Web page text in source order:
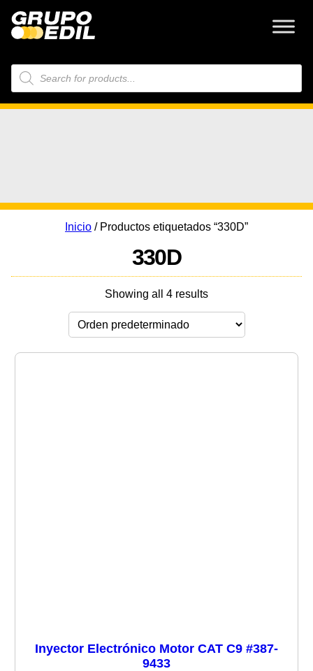
Búsqueda
de
productos
Inicio / Productos etiquetados “330D”
330D
Showing all 4 results
Inyector Electrónico Motor CAT C9 #387-
9433